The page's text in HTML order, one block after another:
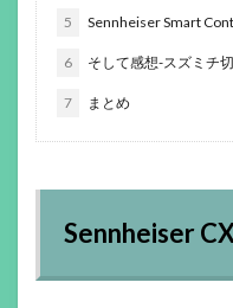
5 Sennheiser Smart
6 そして感想-スズミチ
7 まとめ
Sennheiser